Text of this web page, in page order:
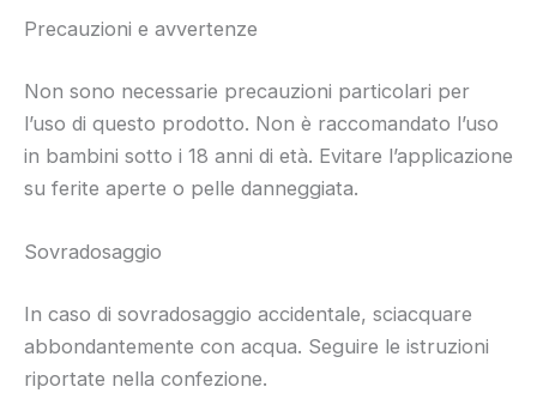
Precauzioni e avvertenze
Non sono necessarie precauzioni particolari per
l’uso di questo prodotto. Non è raccomandato l’uso
in bambini sotto i 18 anni di età. Evitare l’applicazione
su ferite aperte o pelle danneggiata.
Sovradosaggio
In caso di sovradosaggio accidentale, sciacquare
abbondantemente con acqua. Seguire le istruzioni
riportate nella confezione.